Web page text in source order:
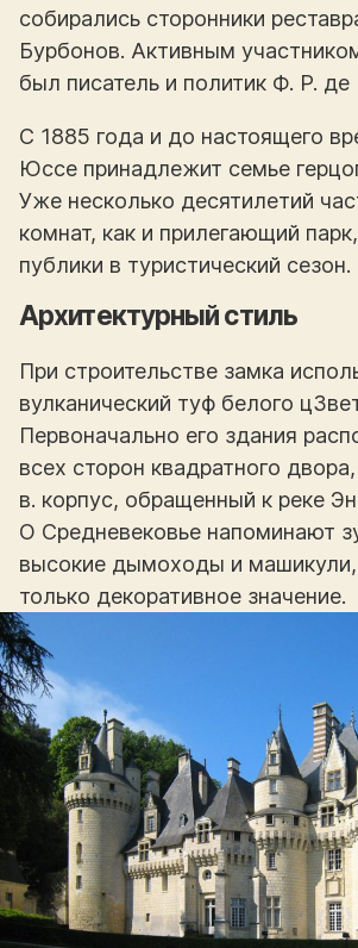
собирались сторонники
Бурбонов. Активным
был писатель и политик Ф. Р.
С 1885 года и до настоящего
Юссе принадлежит семье
Уже несколько десятилетий
комнат, как и прилегающий
публики в туристический сезон.
Архитектурный стиль
При строительстве замка
вулканический туф белого
Первоначально его здания
всех сторон квадратного
в. корпус, обращенный к реке
О Средневековье напоминают
высокие дымоходы и
только декоративное значение.